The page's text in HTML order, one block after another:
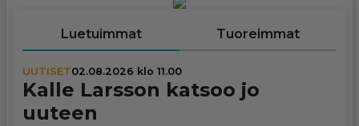
Luetuimmat Tuoreimmat
UUTISET02.08.2026 klo 11.00
Kalle Larsson katsoo jo
uuteen